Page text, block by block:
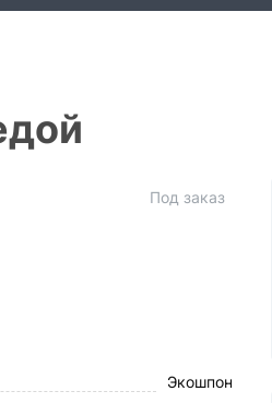
Под заказ
Экошпон